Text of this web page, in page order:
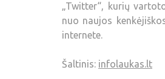
„Twitter“, kurių
nuo naujos
internete.
Šaltinis: infolaukas.lt